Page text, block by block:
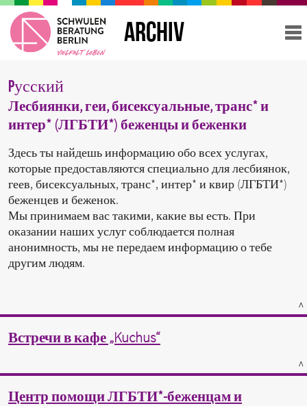
ARCHIV
Pусский
Лесбиянки, геи, бисексуальные, транс* и
интер* (ЛГБТИ*) беженцы и беженки
Здесь ты найдешь информацию обо всех услугах,
которые предоставляются специально для лесбиянок,
геев, бисексуальных, транс*, интер* и квир (ЛГБТИ*)
беженцев и беженок.
Мы принимаем вас такими, какие вы есть. При
оказании наших услуг соблюдается полная
анонимность, мы не передаем информацию о тебе
другим людям.
^
Встречи в кафе „Kuchus“
^
Центр помощи ЛГБТИ*-беженцам и